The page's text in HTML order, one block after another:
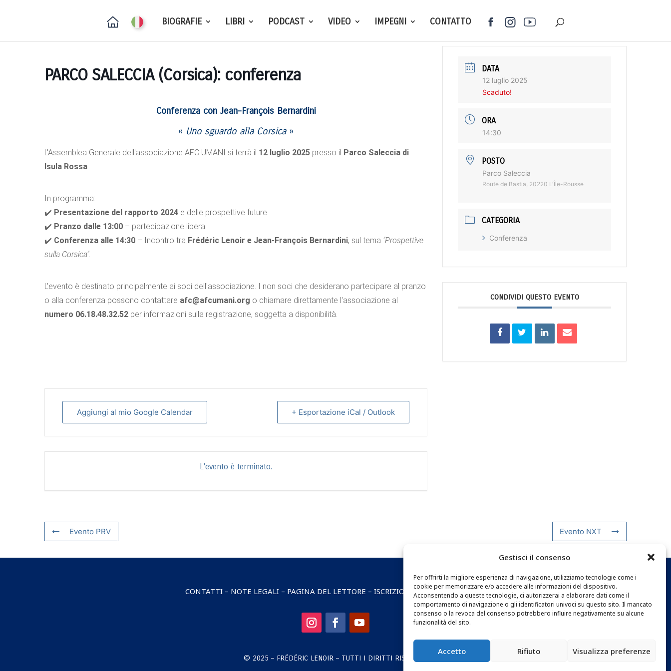
Gestisci il consenso
Per offrirti la migliore esperienza di navigazione, utilizziamo tecnologie come i
cookie per memorizzare e/o accedere alle informazioni del dispositivo.
Acconsentendo a queste tecnologie, ci autorizzerai a elaborare dati come il
comportamento di navigazione o gli identificatori univoci su questo sito. Il mancato
consenso o la revoca del consenso potrebbero influire negativamente su alcune
funzionalità del sito.
Accetto Rifiuto Visualizza preferenze
BIOGRAFIE LIBRI PODCAST VIDEO IMPEGNI CONTATTO
PARCO SALECCIA (Corsica): conferenza
Conferenza con Jean-François Bernardini
« Uno sguardo alla Corsica»
L'Assemblea Generale dell'associazione AFC UMANI si terrà il 12 luglio 2025 presso il Parco Saleccia di
Isula Rossa.
In programma:
✔️ Presentazione del rapporto 2024 e delle prospettive future
✔️ Pranzo dalle 13:00 – partecipazione libera
✔️ Conferenza alle 14:30 – Incontro tra Frédéric Lenoir e Jean-François Bernardini, sul tema "Prospettive
sulla Corsica".
L'evento è destinato principalmente ai soci dell'associazione. I non soci che desiderano partecipare al pranzo
o alla conferenza possono contattare afc@afcumani.org o chiamare direttamente l'associazione al
numero 06.18.48.32.52 per informazioni sulla registrazione, soggetta a disponibilità.
Aggiungi al mio Google Calendar + Esportazione iCal / Outlook
L'evento è terminato.
DATA
12 luglio 2025
Scaduto!
ORA
14:30
POSTO
Parco Saleccia
Route de Bastia, 20220 L'Île-Rousse
CATEGORIA
Conferenza
CONDIVIDI QUESTO EVENTO
Evento PRV Evento NXT
CONTATTI – NOTE LEGALI – PAGINA DEL LETTORE – ISCRIZIONE ALLA NEWSLETTER
© 2025 – FRÉDÉRIC LENOIR – TUTTI I DIRITTI RISERVATI